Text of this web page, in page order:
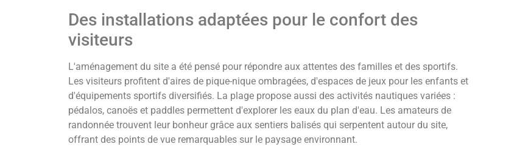
Des installations adaptées pour le confort des
visiteurs
L'aménagement du site a été pensé pour répondre aux attentes des familles et des sportifs.
Les visiteurs profitent d'aires de pique-nique ombragées, d'espaces de jeux pour les enfants et
d'équipements sportifs diversifiés. La plage propose aussi des activités nautiques variées :
pédalos, canoës et paddles permettent d'explorer les eaux du plan d'eau. Les amateurs de
randonnée trouvent leur bonheur grâce aux sentiers balisés qui serpentent autour du site,
offrant des points de vue remarquables sur le paysage environnant.